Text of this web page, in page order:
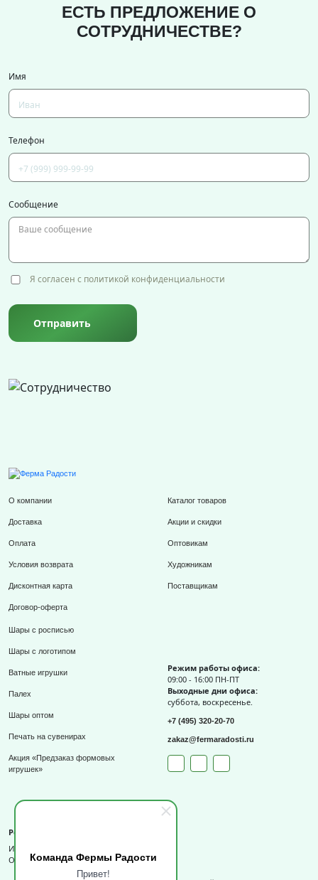
Команда Фермы Радости
Привет!
ЕСТЬ ПРЕДЛОЖЕНИЕ О
СОТРУДНИЧЕСТВЕ?
Имя
Телефон
Сообщение
Я согласен с политикой конфиденциальности
Отправить
О компании
Доставка
Оплата
Условия возврата
Дисконтная карта
Договор-оферта
Каталог товаров
Акции и скидки
Оптовикам
Художникам
Поставщикам
Шары с росписью
Шары с логотипом
Ватные игрушки
Палех
Шары оптом
Печать на сувенирах
Акция «Предзаказ формовых
игрушек»
Режим работы офиса:
09:00 - 16:00 ПН-ПТ
Выходные дни офиса:
суббота, воскресенье.
+7 (495) 320-20-70
zakaz@fermaradosti.ru
Реквизиты
ИП Слизов Е.П.
ОГРНИП: 324508100709727,